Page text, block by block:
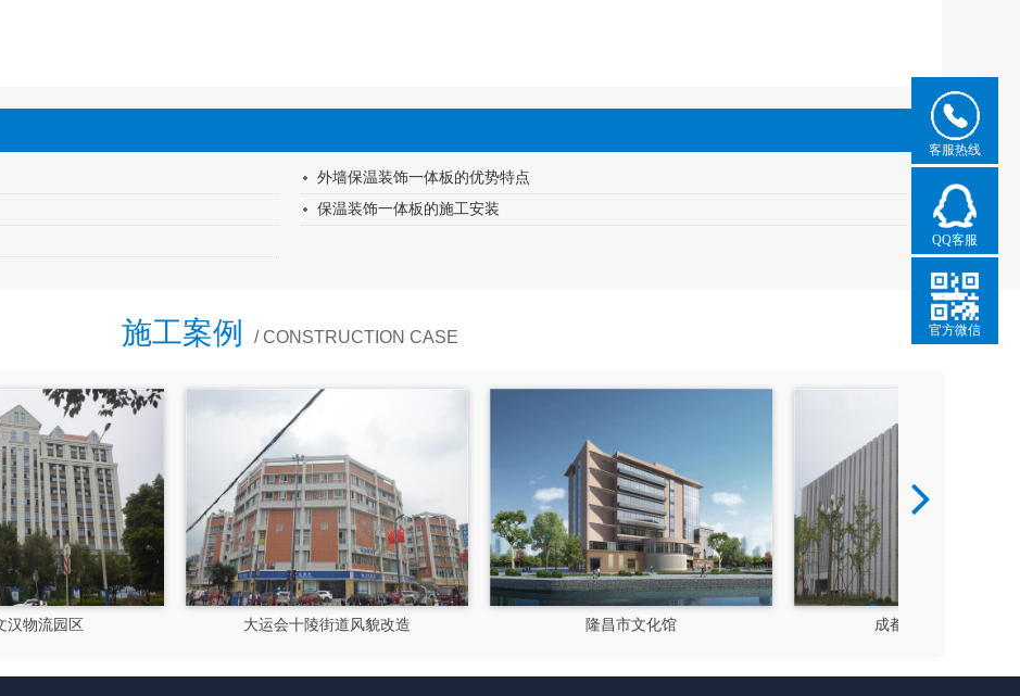
外墙保温装饰一体板的优势特点
保温装饰一体板的施工安装
施工案例 / CONSTRUCTION CASE
大运会十陵街道风貌改造 隆昌市文化馆
客服热线
QQ客服
官方微信